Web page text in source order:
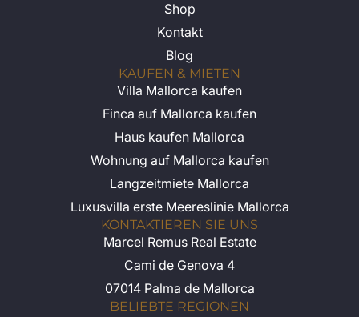
Shop
Kontakt
Blog
KAUFEN & MIETEN
Villa Mallorca kaufen
Finca auf Mallorca kaufen
Haus kaufen Mallorca
Wohnung auf Mallorca kaufen
Langzeitmiete Mallorca
Luxusvilla erste Meereslinie Mallorca
KONTAKTIEREN SIE UNS
Marcel Remus Real Estate
Cami de Genova 4
07014 Palma de Mallorca
BELIEBTE REGIONEN